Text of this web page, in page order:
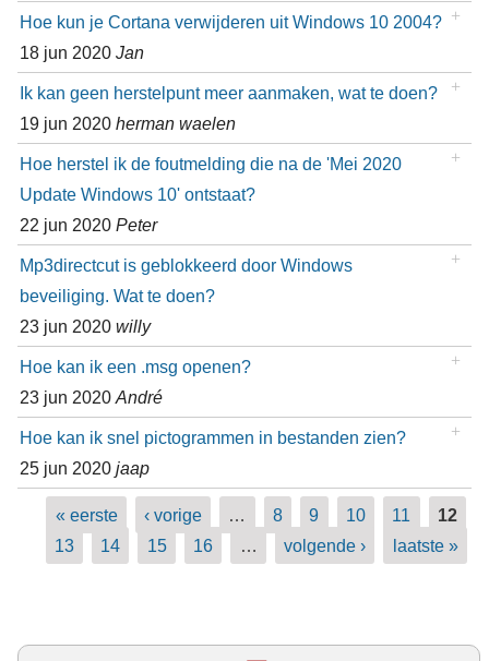
Hoe kun je Cortana verwijderen uit Windows 10 2004?
18 jun 2020 Jan
Ik kan geen herstelpunt meer aanmaken, wat te doen?
19 jun 2020 herman waelen
Hoe herstel ik de foutmelding die na de 'Mei 2020
Update Windows 10' ontstaat?
22 jun 2020 Peter
Mp3directcut is geblokkeerd door Windows
beveiliging. Wat te doen?
23 jun 2020 willy
Hoe kan ik een .msg openen?
23 jun 2020 André
Hoe kan ik snel pictogrammen in bestanden zien?
25 jun 2020 jaap
Pagina's
« eerste ‹ vorige … 8 9 10 11
12
13
14 15 16 … volgende › laatste »